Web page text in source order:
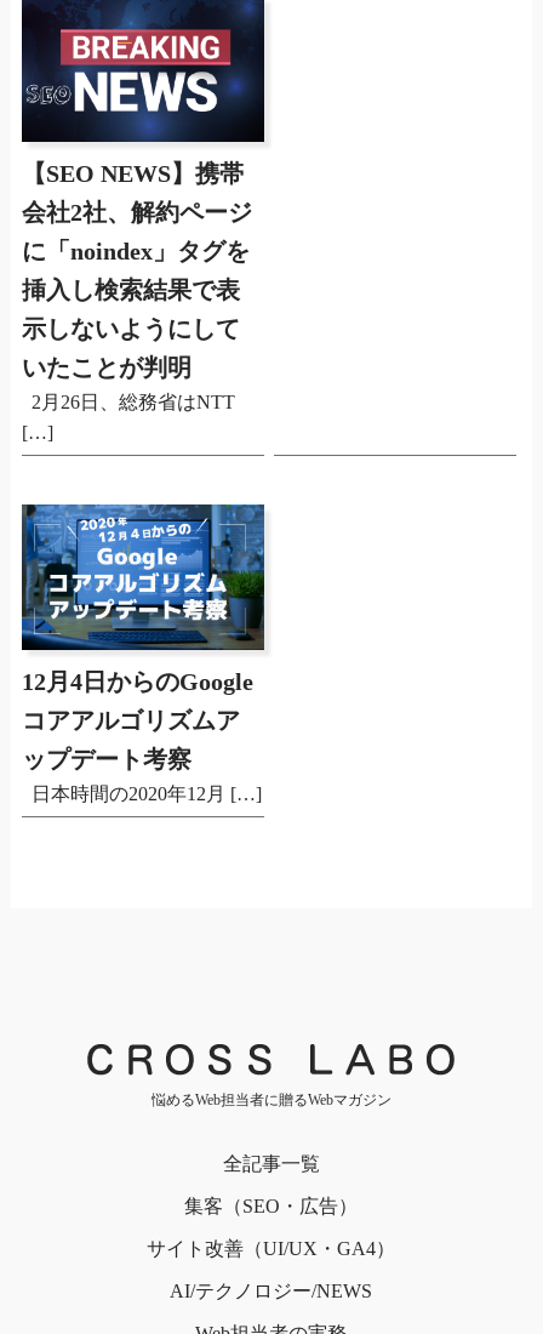
【SEO NEWS】携帯
会社2社、解約ページ
に「noindex」タグを
挿入し検索結果で表
示しないようにして
いたことが判明
2月26日、総務省はNTT
[…]
12月4日からのGoogle
コアアルゴリズムア
ップデート考察
日本時間の2020年12月 […]
悩めるWeb担当者に贈るWebマガジン
全記事一覧
集客（SEO・広告）
サイト改善（UI/UX・GA4）
AI/テクノロジー/NEWS